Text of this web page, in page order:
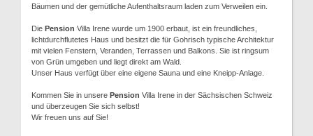
Bäumen und der gemütliche Aufenthaltsraum laden zum Verweilen ein.
Die Pension Villa Irene wurde um 1900 erbaut, ist ein freundliches,
lichtdurchflutetes Haus und besitzt die für Gohrisch typische Architektur
mit vielen Fenstern, Veranden, Terrassen und Balkons. Sie ist ringsum
von Grün umgeben und liegt direkt am Wald.
Unser Haus verfügt über eine eigene Sauna und eine Kneipp-Anlage.
Kommen Sie in unsere Pension Villa Irene in der Sächsischen Schweiz
und überzeugen Sie sich selbst!
Wir freuen uns auf Sie!